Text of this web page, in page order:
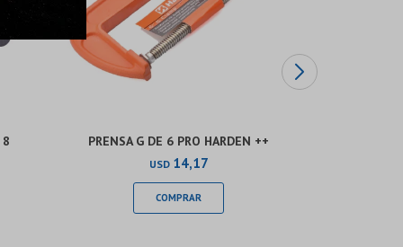
8 PRENSA G DE 6 PRO HARDEN ++
USD 14,17